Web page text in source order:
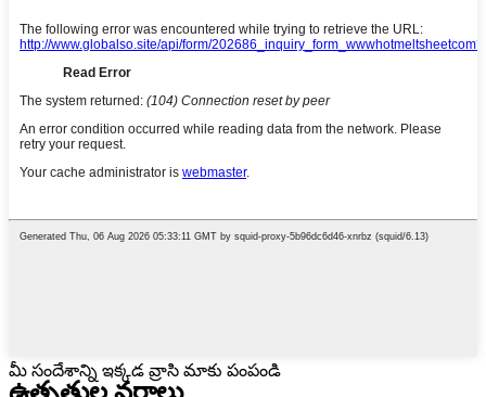
మీ సందేశాన్ని ఇక్కడ వ్రాసి మాకు పంపండి